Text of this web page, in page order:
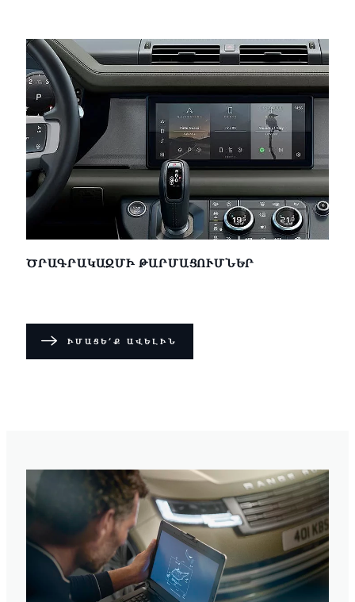
ԾՐԱԳՐԱԿԱԶՄԻ ԹԱՐՄԱՑՈՒՄՆԵՐ
ԻՄԱՑԵ՛Ք ԱՎԵԼԻՆ